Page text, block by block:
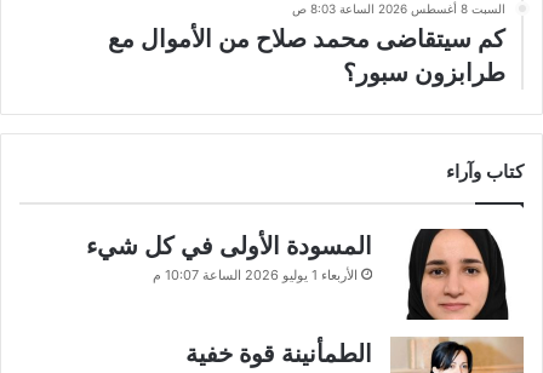
السبت 8 أغسطس 2026 الساعة 8:03 ص
كم سيتقاضى محمد صلاح من الأموال مع
طرابزون سبور؟
كتاب وآراء
المسودة الأولى في كل شيء
الأربعاء 1 يوليو 2026 الساعة 10:07 م
الطمأنينة قوة خفية